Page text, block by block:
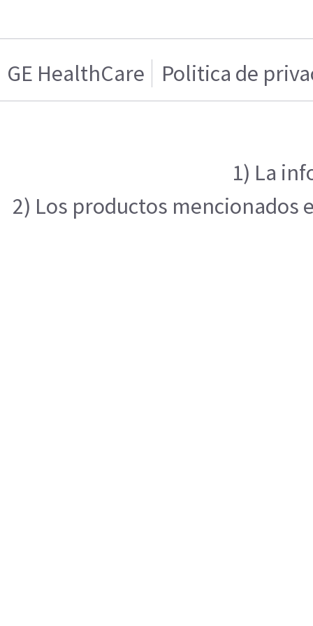
GE HealthCare Politica de
1) La
2) Los productos mencionados